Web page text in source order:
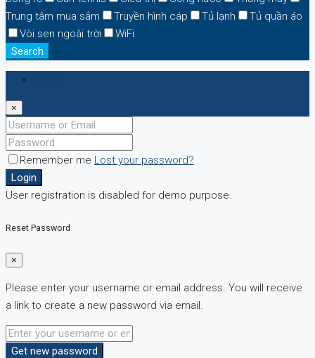
Trung tâm mua sắm
Truyền hình cáp Tủ lạnh
Tủ quần áo
Vòi sen ngoài trời
WiFi
Search
×
Remember me Lost your password?
Login
User registration is disabled for demo purpose.
Reset Password
×
Please enter your username or email address. You will receive
a link to create a new password via email.
Get new password